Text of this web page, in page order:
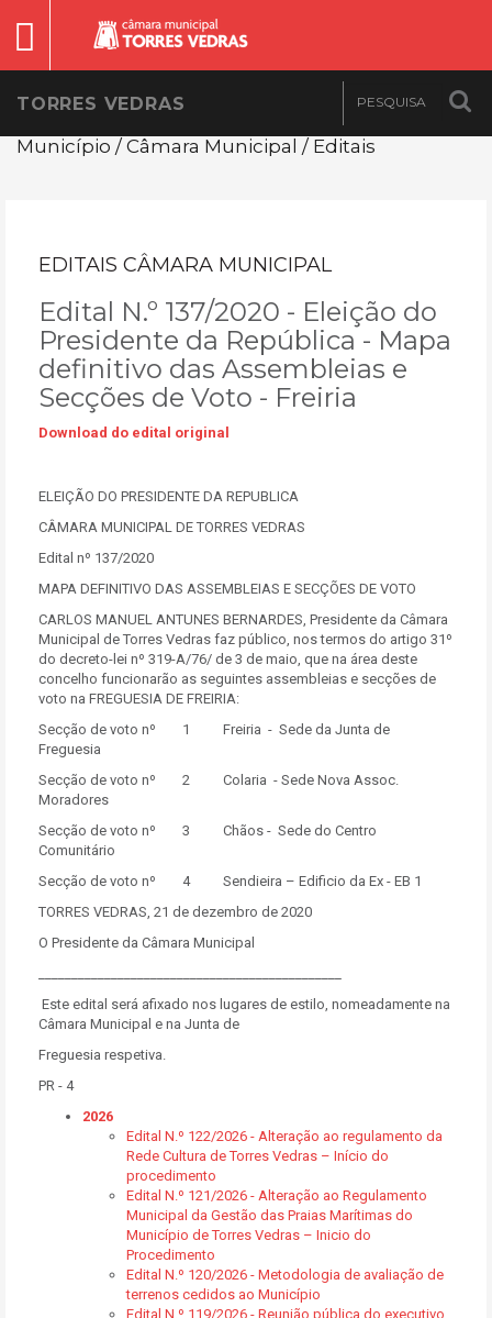
TORRES VEDRAS
Município / Câmara Municipal / Editais
EDITAIS CÂMARA MUNICIPAL
Edital N.º 137/2020 - Eleição do
Presidente da República - Mapa
definitivo das Assembleias e
Secções de Voto - Freiria
Download do edital original
ELEIÇÃO DO PRESIDENTE DA REPUBLICA
CÂMARA MUNICIPAL DE TORRES VEDRAS
Edital nº 137/2020
MAPA DEFINITIVO DAS ASSEMBLEIAS E SECÇÕES DE VOTO
CARLOS MANUEL ANTUNES BERNARDES, Presidente da Câmara
Municipal de Torres Vedras faz público, nos termos do artigo 31º
do decreto-lei nº 319-A/76/ de 3 de maio, que na área deste
concelho funcionarão as seguintes assembleias e secções de
voto na FREGUESIA DE FREIRIA:
Secção de voto nº 1 Freiria - Sede da Junta de
Freguesia
Secção de voto nº 2 Colaria - Sede Nova Assoc.
Moradores
Secção de voto nº 3 Chãos - Sede do Centro
Comunitário
Secção de voto nº 4 Sendieira – Edificio da Ex - EB 1
TORRES VEDRAS, 21 de dezembro de 2020
O Presidente da Câmara Municipal
Este edital será afixado nos lugares de estilo, nomeadamente na
Câmara Municipal e na Junta de
Freguesia respetiva.
PR - 4
2026
Edital N.º 122/2026 - Alteração ao regulamento da
Rede Cultura de Torres Vedras – Início do
procedimento
Edital N.º 121/2026 - Alteração ao Regulamento
Municipal da Gestão das Praias Marítimas do
Município de Torres Vedras – Inicio do
Procedimento
Edital N.º 120/2026 - Metodologia de avaliação de
terrenos cedidos ao Município
Edital N.º 119/2026 - Reunião pública do executivo